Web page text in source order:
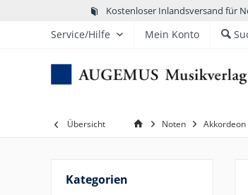
Kostenloser Inlandsversand für
Service/Hilfe Mein Konto
Übersicht Noten
Kategorien